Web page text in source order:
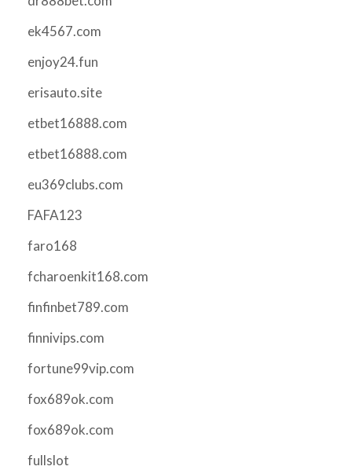
ek4567.com
enjoy24.fun
erisauto.site
etbet16888.com
etbet16888.com
eu369clubs.com
FAFA123
faro168
fcharoenkit168.com
finfinbet789.com
finnivips.com
fortune99vip.com
fox689ok.com
fox689ok.com
fullslot